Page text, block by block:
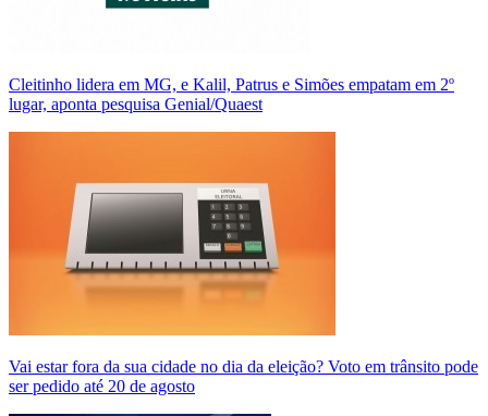
Cleitinho lidera em MG, e Kalil, Patrus e Simões empatam em 2º
lugar, aponta pesquisa Genial/Quaest
Vai estar fora da sua cidade no dia da eleição? Voto em trânsito pode
ser pedido até 20 de agosto